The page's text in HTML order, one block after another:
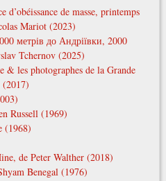
de masse, printemps
Mariot (2023)
метрів до Андріївки, 2000
Tchernov (2025)
& les photographes de la Grande
Russell (1969)
(1968)
de Peter Walther (2018)
Benegal (1976)